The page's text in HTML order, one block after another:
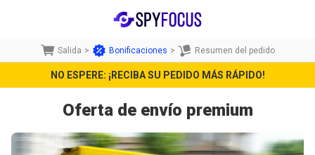
Salida > Bonificaciones > Resumen del pedido
NO ESPERE: ¡RECIBA SU PEDIDO MÁS RÁPIDO!
Oferta de envío premium